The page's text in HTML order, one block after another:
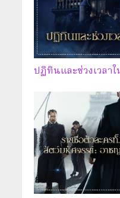
ปฏิทินและช่วงเวลา